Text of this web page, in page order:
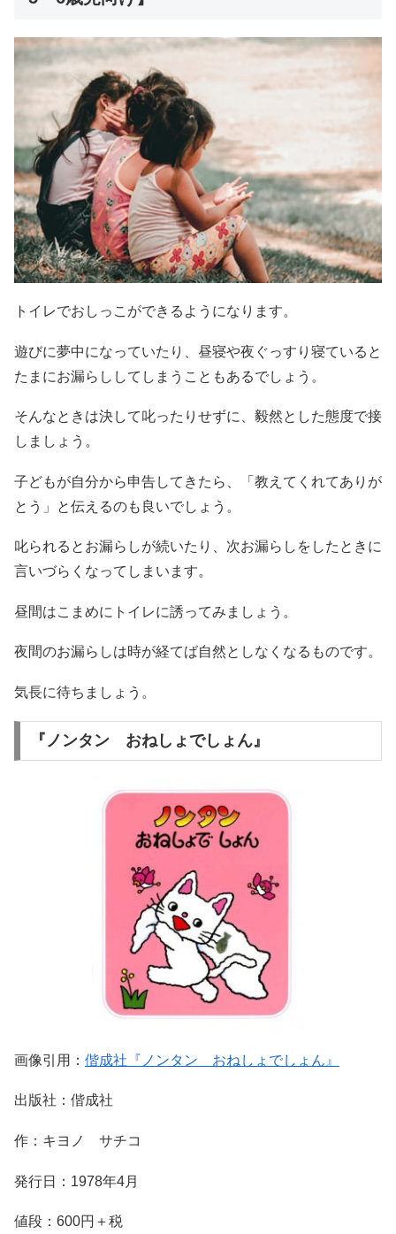
トイレでおしっこができるようになります。
遊びに夢中になっていたり、昼寝や夜ぐっすり寝ていると
たまにお漏らししてしまうこともあるでしょう。
そんなときは決して叱ったりせずに、毅然とした態度で接
しましょう。
子どもが自分から申告してきたら、「教えてくれてありが
とう」と伝えるのも良いでしょう。
叱られるとお漏らしが続いたり、次お漏らしをしたときに
言いづらくなってしまいます。
昼間はこまめにトイレに誘ってみましょう。
夜間のお漏らしは時が経てば自然としなくなるものです。
気長に待ちましょう。
『ノンタン おねしょでしょん』
画像引用： 偕成社『ノンタン おねしょでしょん』
出版社：偕成社
作：キヨノ サチコ
発行日：1978年4月
値段：600円＋税